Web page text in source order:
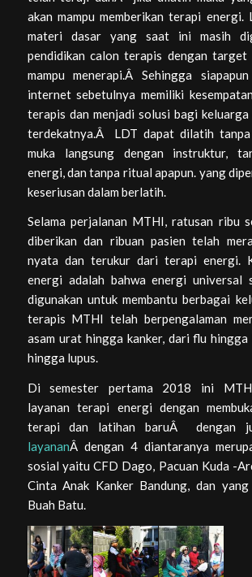
akan mampu memberikan terapi energi.
materi dasar yang saat ini masih
pendidikan calon terapis dengan
mampu menerapi.Â Sehingga
internet sebetulnya memiliki
terapis dan menjadi solusi bagi keluarga
terdekatnya.Â LDT dapat dilatih
muka langsung dengan instruktur,
energi, dan tanpa ritual apapun. yang
keseriusan dalam berlatih.
Selama perjalanan MTHI, ratusan ribu
diberikan dan ribuan pasien telah
nyata dan terukur dari terapi energi.
energi adalah bahwa energi universal
digunakan untuk membantu berbagai
terapis MTHI telah berpengalaman
asam urat hingga kanker, dari flu
hingga lupus.
Di semester pertama 2018 ini MTHI
layanan terapi energi dengan
terapi dan latihan baruÂ dengan
layananÂ dengan 4 diantaranya
sosial yaitu CFD Dago, Pacuan Kuda -
Cinta Anak Kanker Bandung, dan
Buah Batu.